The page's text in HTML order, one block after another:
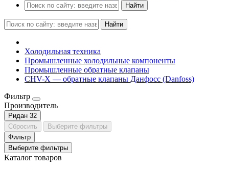
Найти
Найти
Холодильная техника
Промышленные холодильные компоненты
Промышленные обратные клапаны
CHV-X — обратные клапаны Данфосс (Danfoss)
Фильтр
Производитель
Ридан 32
Сбросить
Выберите фильтры
Фильтр
Выберите фильтры
Каталог товаров